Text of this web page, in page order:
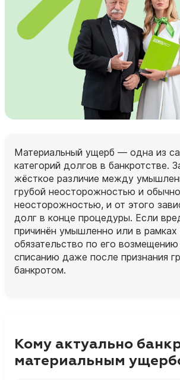
Материальный ущерб — одна из
категорий долгов в банкротстве.
жёсткое различие между
грубой неосторожностью и
неосторожностью, и от этого
долг в конце процедуры. Если
причинён умышленно или в рамках
обязательство по его
списанию даже после признания
банкротом.
Кому актуально
материальным